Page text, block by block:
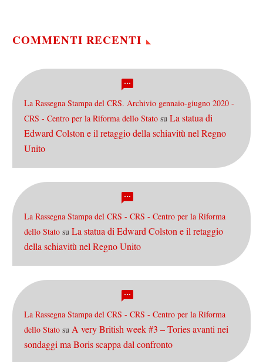
COMMENTI RECENTI
La Rassegna Stampa del CRS. Archivio gennaio-giugno 2020 -
CRS - Centro per la Riforma dello Stato su La statua di
Edward Colston e il retaggio della schiavitù nel Regno
Unito
La Rassegna Stampa del CRS - CRS - Centro per la Riforma
dello Stato su La statua di Edward Colston e il retaggio
della schiavitù nel Regno Unito
La Rassegna Stampa del CRS - CRS - Centro per la Riforma
dello Stato su A very British week #3 – Tories avanti nei
sondaggi ma Boris scappa dal confronto